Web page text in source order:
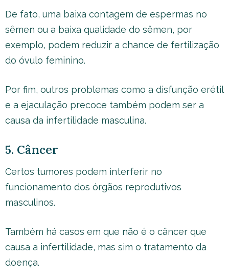
De fato, uma baixa contagem de espermas no
sêmen ou a baixa qualidade do sêmen, por
exemplo, podem reduzir a chance de fertilização
do óvulo feminino.
Por fim, outros problemas como a disfunção erétil
e a ejaculação precoce também podem ser a
causa da infertilidade masculina.
5. Câncer
Certos tumores podem interferir no
funcionamento dos órgãos reprodutivos
masculinos.
Também há casos em que não é o câncer que
causa a infertilidade, mas sim o tratamento da
doença.